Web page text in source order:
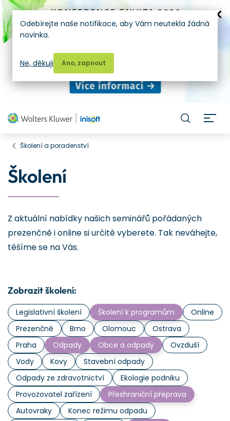
Školení a poradenství
Školení
Z aktuální nabídky našich seminářů pořádaných
prezenčně i online si určitě vyberete. Tak neváhejte,
těšíme se na Vás.
Zobrazit školení:
Legislativní školení Školení k programům
Online
Prezenčně
Brno Olomouc
Ostrava
Praha
Odpady Obce a odpady
Ovzduší
Vody
Kovy
Stavební odpady
Odpady ze zdravotnictví
Ekologie podniku
Provozovatel zařízení
Přeshraniční přeprava
Autovraky
Konec režimu odpadu
Odebírejte naše notifikace, aby Vám neutekla žádná
novinka.
Ano, zapnout
Ne, děkuji